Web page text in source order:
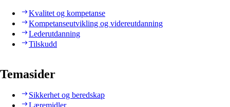
Kvalitet og kompetanse
Kompetanseutvikling og videreutdanning
Lederutdanning
Tilskudd
Temasider
Sikkerhet og beredskap